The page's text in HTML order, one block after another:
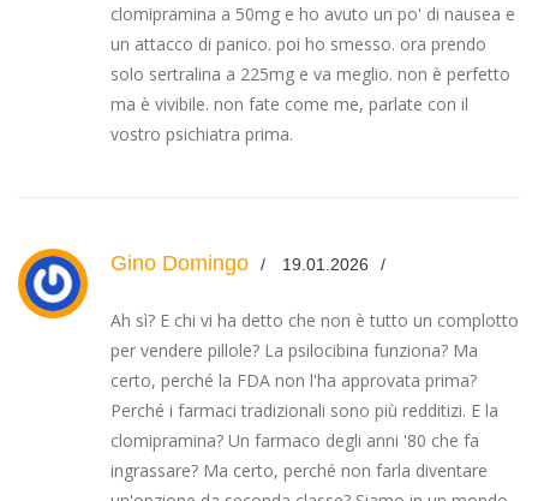
clomipramina a 50mg e ho avuto un po' di nausea e
un attacco di panico. poi ho smesso. ora prendo
solo sertralina a 225mg e va meglio. non è perfetto
ma è vivibile. non fate come me, parlate con il
vostro psichiatra prima.
Gino Domingo 19.01.2026
Ah sì? E chi vi ha detto che non è tutto un complotto
per vendere pillole? La psilocibina funziona? Ma
certo, perché la FDA non l'ha approvata prima?
Perché i farmaci tradizionali sono più redditizi. E la
clomipramina? Un farmaco degli anni '80 che fa
ingrassare? Ma certo, perché non farla diventare